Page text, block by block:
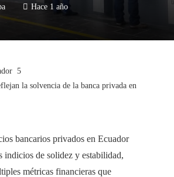
Hace 1 año
la solvencia de la banca privada en
bancarios privados en Ecuador
indicios de solidez y estabilidad,
métricas financieras que